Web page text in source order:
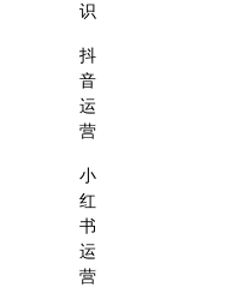
识
抖
音
运
营
小
红
书
运
营